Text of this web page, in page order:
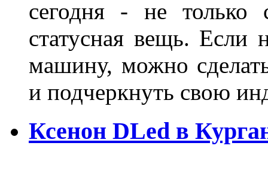
сегодня - не только
статусная вещь. Если
машину, можно
и подчеркнуть свою
Ксенон DLed в